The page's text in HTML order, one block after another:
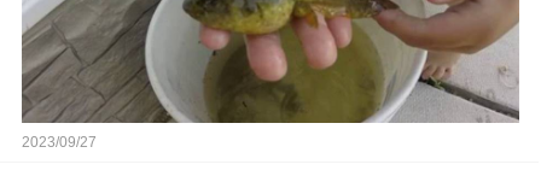
2023/09/27